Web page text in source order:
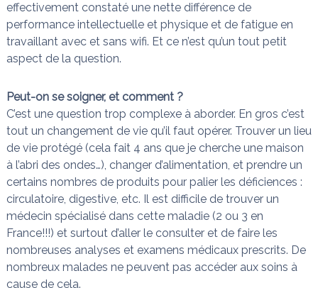
effectivement constaté une nette différence de
performance intellectuelle et physique et de fatigue en
travaillant avec et sans wifi. Et ce n’est qu’un tout petit
aspect de la question.
Peut-on se soigner, et comment ?
C’est une question trop complexe à aborder. En gros c’est
tout un changement de vie qu’il faut opérer. Trouver un lieu
de vie protégé (cela fait 4 ans que je cherche une maison
à l’abri des ondes…), changer d’alimentation, et prendre un
certains nombres de produits pour palier les déficiences :
circulatoire, digestive, etc. Il est difficile de trouver un
médecin spécialisé dans cette maladie (2 ou 3 en
France!!!) et surtout d’aller le consulter et de faire les
nombreuses analyses et examens médicaux prescrits. De
nombreux malades ne peuvent pas accéder aux soins à
cause de cela.